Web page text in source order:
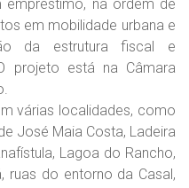
na ordem de
em mobilidade urbana e
da estrutura fiscal e
projeto está na Câmara
várias localidades, como
José Maia Costa, Ladeira
Lagoa do Rancho,
ruas do entorno da Casal,